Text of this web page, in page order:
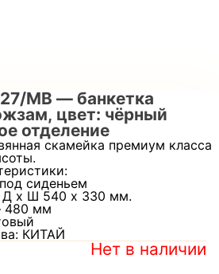
MB — банкетка
цвет: чёрный
отделение
скамейка премиум класса
сиденьем
х Ш 540 х 330 мм.
480 мм
КИТАЙ
Нет в наличии